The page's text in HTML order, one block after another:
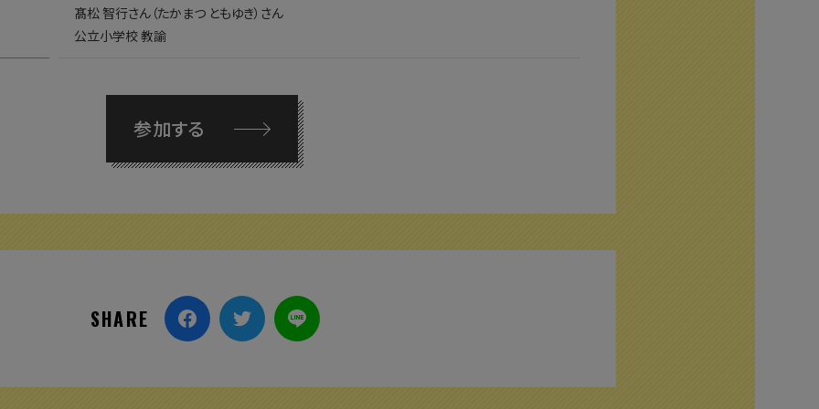
髙松 智行さん（たかまつ ともゆき）さん
公立小学校 教諭
参加する
SHARE